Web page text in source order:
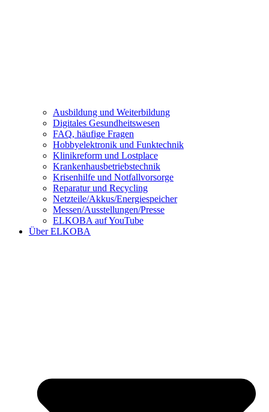
Ausbildung und Weiterbildung
Digitales Gesundheitswesen
FAQ, häufige Fragen
Hobbyelektronik und Funktechnik
Klinikreform und Lostplace
Krankenhausbetriebstechnik
Krisenhilfe und Notfallvorsorge
Reparatur und Recycling
Netzteile/Akkus/Energiespeicher
Messen/Ausstellungen/Presse
ELKOBA auf YouTube
Über ELKOBA